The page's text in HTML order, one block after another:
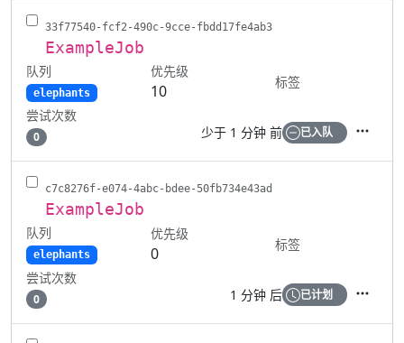
33f77540-fcf2-490c-9cce-fbdd17fe4ab3
ExampleJob
队列
elephants
优先级
10
标签
尝试次数
0 少于 1 分钟 前 已入队
c7c8276f-e074-4abc-bdee-50fb734e43ad
ExampleJob
队列
elephants
优先级
0
标签
尝试次数
0 1 分钟 后 已计划